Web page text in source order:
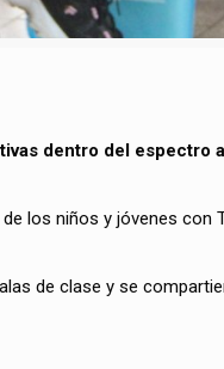
dentro del espectro
los niños y jóvenes con
de clase y se